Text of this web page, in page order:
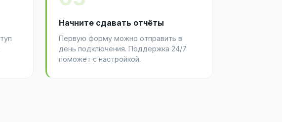
Начните сдавать отчёты
Первую форму можно отправить в
день подключения. Поддержка 24/7
поможет с настройкой.